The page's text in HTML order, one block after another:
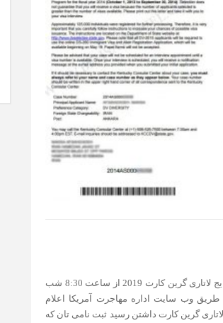
بر اساس زمانبندی سالانه اداره مهاجرت آمریکا، نتایج لاتاری گرین کارت 2019 از ساعت 8:30 شب
ایران در تاریخ 25 اردیبهشت سال 97 از طریق وب سایت اداره مهاجرت آمریکا اعلام
گرین کارت داشتن رسید ثبت نامی تان که